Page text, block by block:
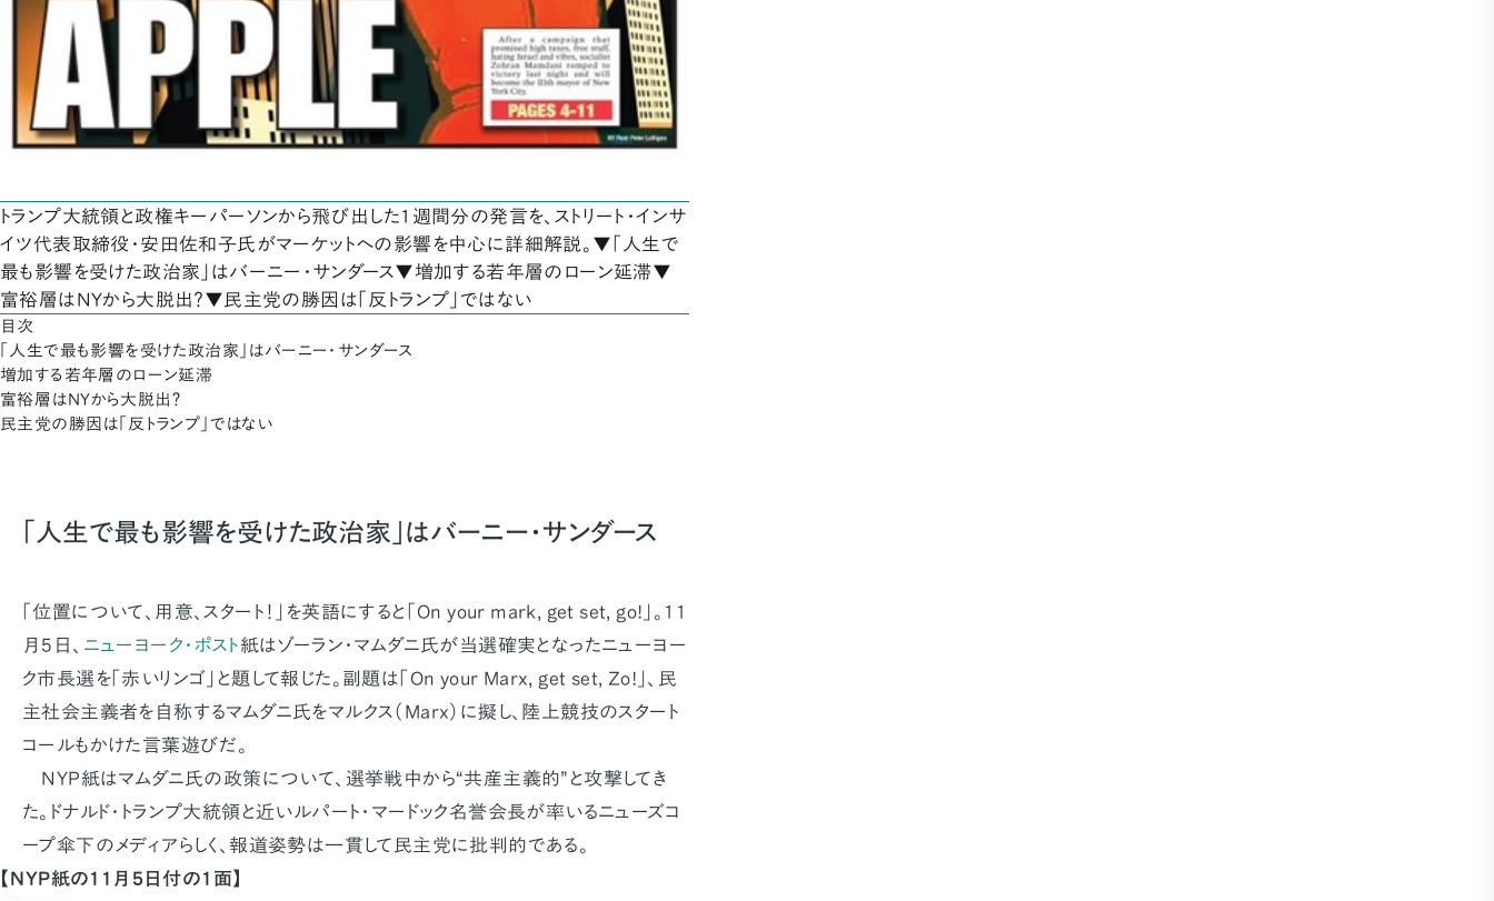
トランプ大統領と政権キーパーソンから飛び出した1週間分の発言を、ストリート・インサ
イツ代表取締役・安田佐和子氏がマーケットへの影響を中心に詳細解説。▼「人生で
最も影響を受けた政治家」はバーニー・サンダース▼増加する若年層のローン延滞▼
富裕層はNYから大脱出？▼民主党の勝因は「反トランプ」ではない
目次
「人生で最も影響を受けた政治家」はバーニー・サンダース
増加する若年層のローン延滞
富裕層はNYから大脱出？
民主党の勝因は「反トランプ」ではない
「人生で最も影響を受けた政治家」はバーニー・サンダース
「位置について、用意、スタート！」を英語にすると「On your mark, get set, go!」。11
月5日、 ニューヨーク・ポスト紙はゾーラン・マムダニ氏が当選確実となったニューヨー
ク市長選を「赤いリンゴ」と題して報じた。副題は「On your Marx, get set, Zo!」、民
主社会主義者を自称するマムダニ氏をマルクス（Marx）に擬し、陸上競技のスタート
コールもかけた言葉遊びだ。
NYP紙はマムダニ氏の政策について、選挙戦中から“共産主義的”と攻撃してき
た。ドナルド・トランプ大統領と近いルパート・マードック名誉会長が率いるニューズコ
ープ傘下のメディアらしく、報道姿勢は一貫して民主党に批判的である。
【NYP紙の11月5日付の1面】